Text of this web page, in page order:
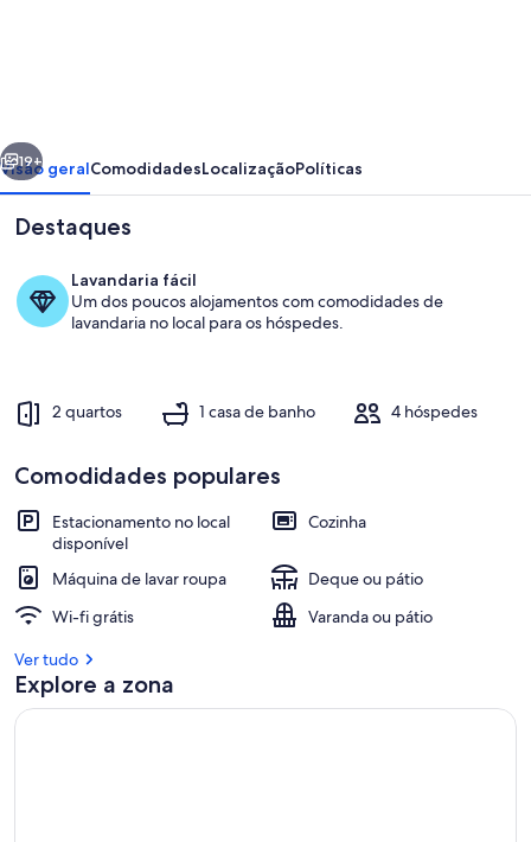
COM
VISTAS
PANORÂMICAS
DAS
MONTANHAS
Exterior
Seguinte
19+
Visão geralComodidadesLocalizaçãoPolíticas
Destaques
Lavandaria fácil
Um dos poucos alojamentos com comodidades de
lavandaria no local para os hóspedes.
2 quartos 1 casa de banho 4 hóspedes
Comodidades populares
Estacionamento no local
disponível
Cozinha
Máquina de lavar roupa
Deque ou pátio
Wi-fi grátis
Varanda ou pátio
Ver tudo
Explore a zona